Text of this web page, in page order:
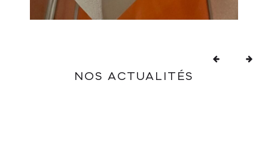
NOS ACTUALITÉS